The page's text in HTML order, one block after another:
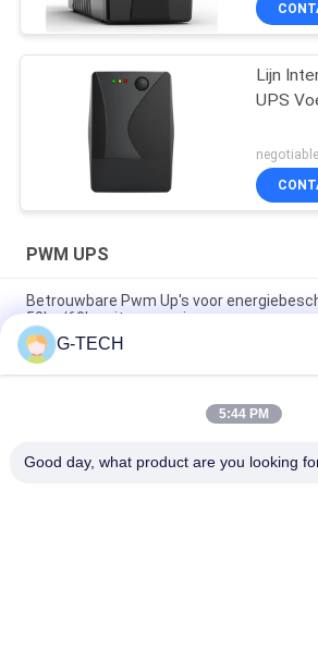
Lijn
UPS
PWM UPS
Betrouwbare Pwm Up's voor
50hz/60hz uitgang en ingang
1000VA 600W Gemodificeerde
UPS voor computers
Lijn-interactief UPS 400-2000va (Plastiek)
G-TECH
5:44 PM
Good day, what product are you looking